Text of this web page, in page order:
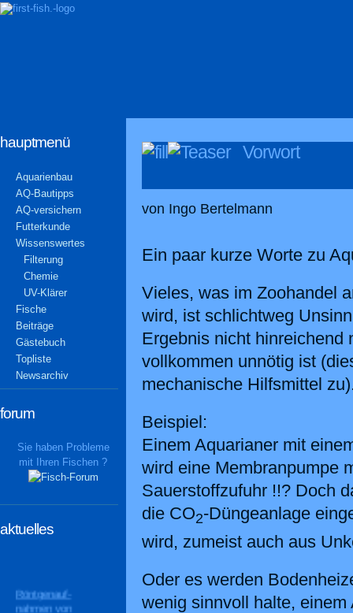
hauptmenü
Aquarienbau
AQ-Bautipps
AQ-versichern
Futterkunde
Wissenswertes
Filterung
Chemie
UV-Klärer
Fische
Beiträge
Gästebuch
Topliste
Newsarchiv
forum
Sie haben Probleme
mit Ihren Fischen ?
aktuelles
Röntgenauf-
nahmen von
Vorwort
von Ingo Bertelmann
Ein paar kurze Worte zu
Vieles, was im Zoohandel
wird, ist schlichtweg
Ergebnis nicht hinreichend
vollkommen unnötig ist
mechanische Hilfsmittel
Beispiel:
Einem Aquarianer mit
wird eine Membranpumpe
Sauerstoffzufuhr !!? Doch
die CO2-Düngeanlage
wird, zumeist auch aus
Oder es werden
wenig sinnvoll halte,